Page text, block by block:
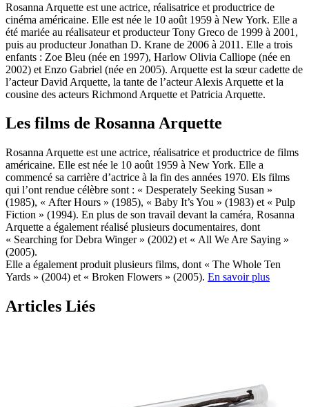
Rosanna Arquette est une actrice, réalisatrice et productrice de
cinéma américaine. Elle est née le 10 août 1959 à New York. Elle a
été mariée au réalisateur et producteur Tony Greco de 1999 à 2001,
puis au producteur Jonathan D. Krane de 2006 à 2011. Elle a trois
enfants : Zoe Bleu (née en 1997), Harlow Olivia Calliope (née en
2002) et Enzo Gabriel (née en 2005). Arquette est la sœur cadette de
l’acteur David Arquette, la tante de l’acteur Alexis Arquette et la
cousine des acteurs Richmond Arquette et Patricia Arquette.
Les films de Rosanna Arquette
Rosanna Arquette est une actrice, réalisatrice et productrice de films
américaine. Elle est née le 10 août 1959 à New York. Elle a
commencé sa carrière d’actrice à la fin des années 1970. Els films
qui l’ont rendue célèbre sont : « Desperately Seeking Susan »
(1985), « After Hours » (1985), « Baby It’s You » (1983) et « Pulp
Fiction » (1994). En plus de son travail devant la caméra, Rosanna
Arquette a également réalisé plusieurs documentaires, dont
« Searching for Debra Winger » (2002) et « All We Are Saying »
(2005).
Elle a également produit plusieurs films, dont « The Whole Ten
Yards » (2004) et « Broken Flowers » (2005). En savoir plus
Articles Liés